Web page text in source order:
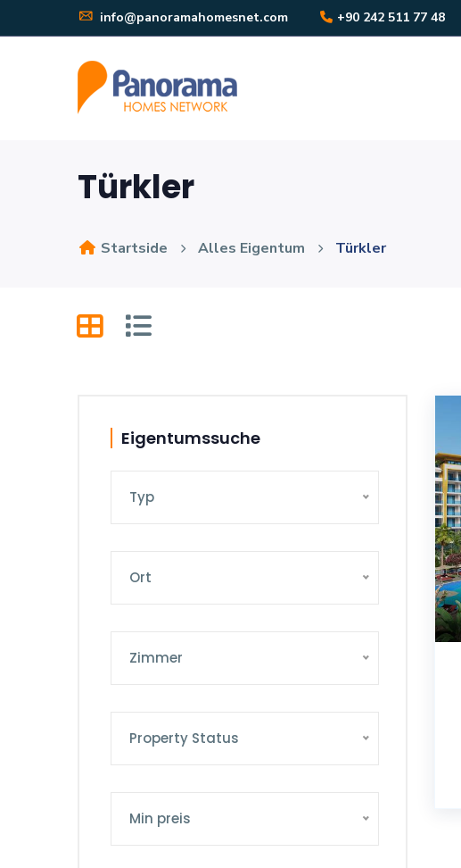
info@panoramahomesnet.com +90 242 511 77 48
Türkler
Startside Alles Eigentum Türkler
Eigentumssuche
Typ
Ort
Zimmer
Property Status
Min preis